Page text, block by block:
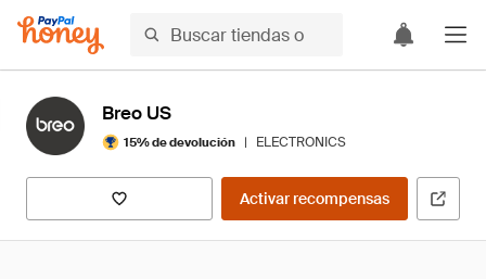
Breo US
15% de devolución | ELECTRONICS
Activar recompensas